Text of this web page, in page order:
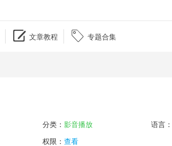
 文章教程  专题合集
分类： 影音播放 语言：
权限： 查看